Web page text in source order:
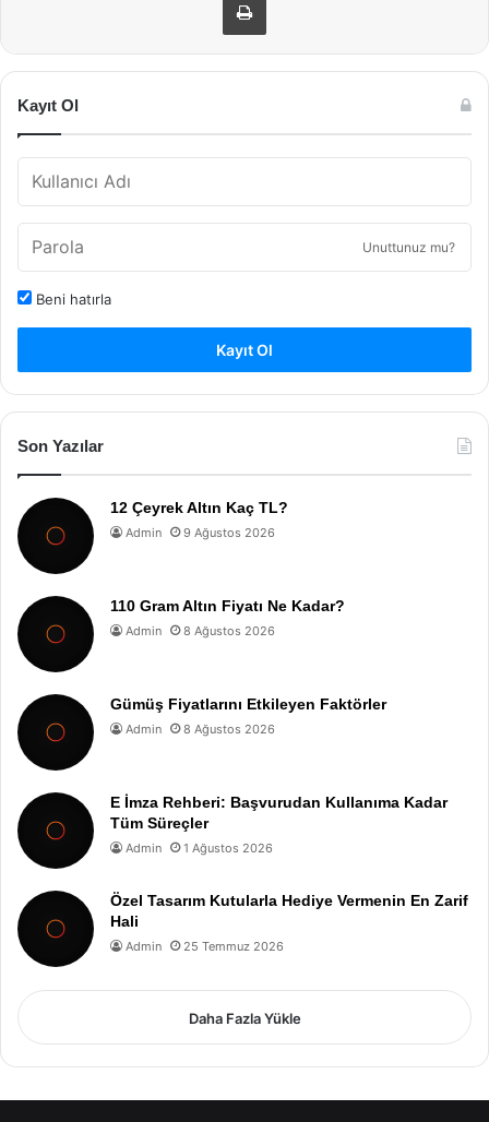
Kayıt Ol
Unuttunuz mu?
Beni hatırla
Kayıt Ol
Son Yazılar
12 Çeyrek Altın Kaç TL?
Admin 9 Ağustos 2026
110 Gram Altın Fiyatı Ne Kadar?
Admin 8 Ağustos 2026
Gümüş Fiyatlarını Etkileyen Faktörler
Admin 8 Ağustos 2026
E İmza Rehberi: Başvurudan Kullanıma Kadar
Tüm Süreçler
Admin 1 Ağustos 2026
Özel Tasarım Kutularla Hediye Vermenin En Zarif
Hali
Admin 25 Temmuz 2026
Daha Fazla Yükle